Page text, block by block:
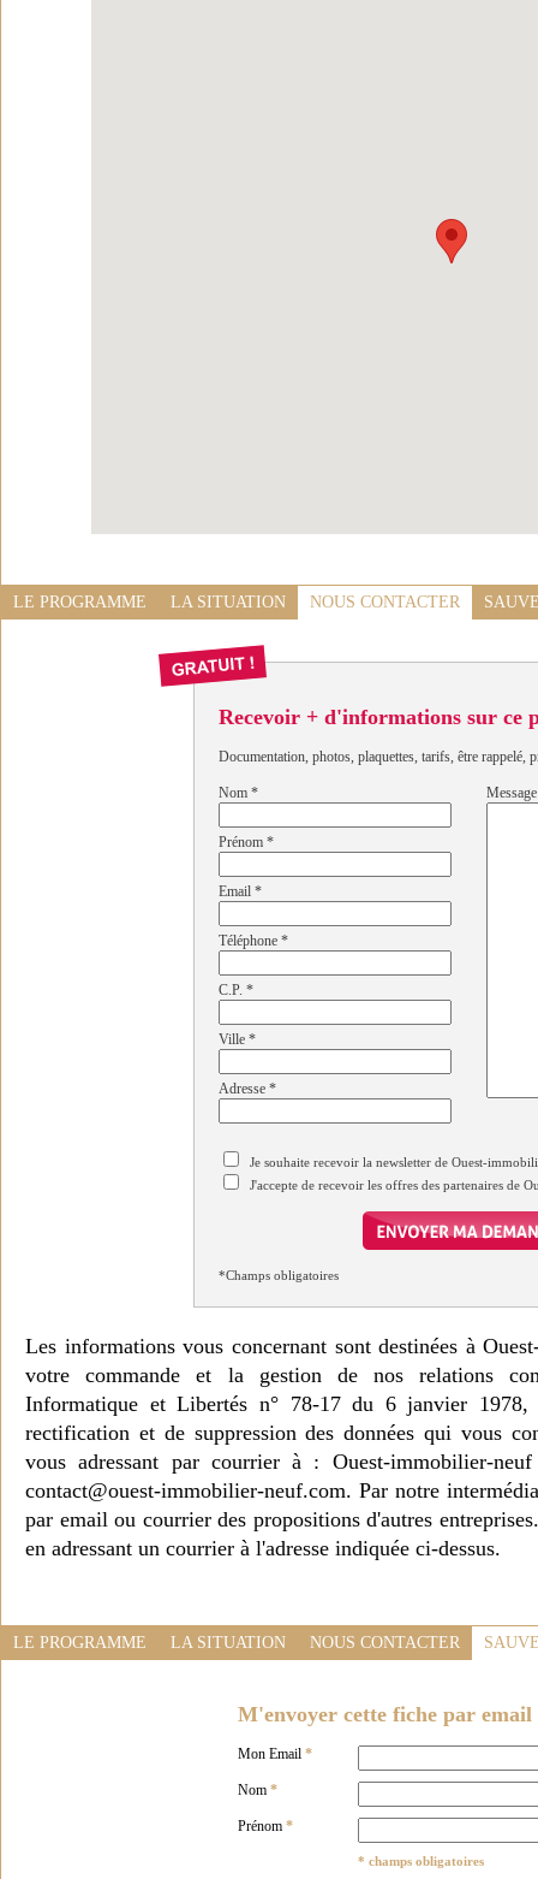
LE PROGRAMME LA SITUATION NOUS CONTACTER
Recevoir + d'informations sur ce
Documentation, photos, plaquettes, tarifs, être rappelé,
Nom *
Prénom *
Email *
Téléphone *
C.P. *
Ville *
Adresse *
Message
Je souhaite recevoir la newsletter de Ouest-
J'accepte de recevoir les offres des partenaires de
*Champs obligatoires
Les informations vous concernant sont destinées à
votre commande et la gestion de nos relations
Informatique et Libertés n° 78-17 du 6 janvier 1978,
rectification et de suppression des données qui vous
vous adressant par courrier à : Ouest-immobilier-
contact@ouest-immobilier-neuf.com. Par notre
par email ou courrier des propositions d'autres
en adressant un courrier à l'adresse indiquée ci-dessus.
LE PROGRAMME LA SITUATION NOUS CONTACTER
M'envoyer cette fiche par email
Mon Email *
Nom *
Prénom *
* champs obligatoires